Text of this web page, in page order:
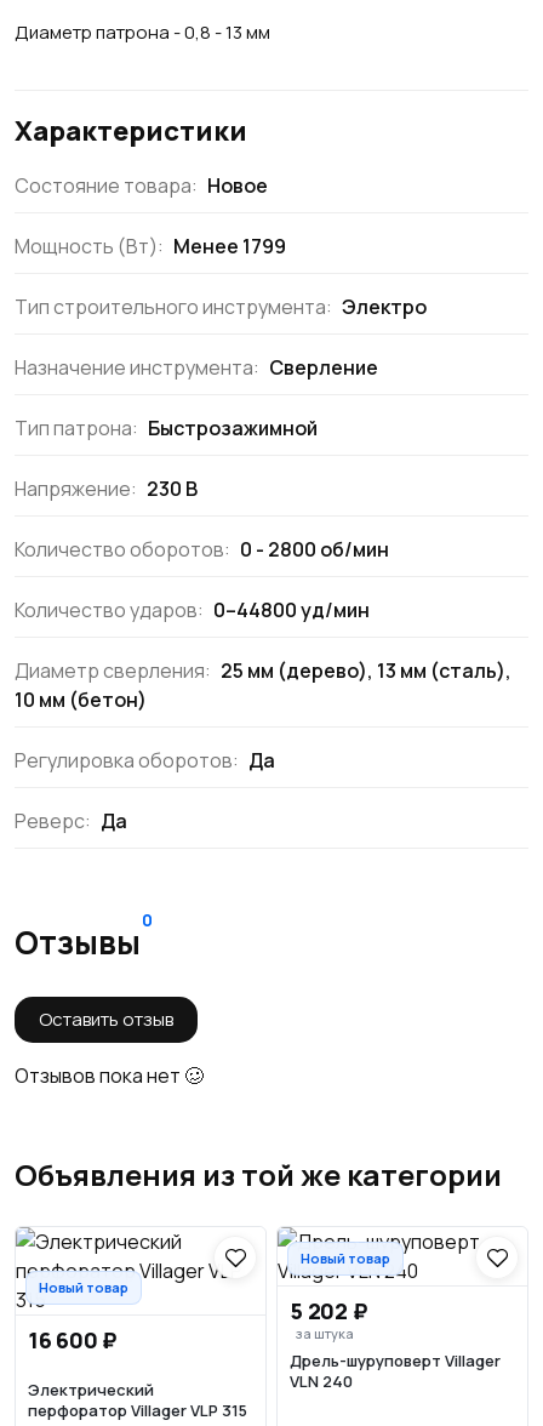
Диаметр патрона - 0,8 - 13 мм
Характеристики
Состояние товара: Новое
Мощность (Вт): Менее 1799
Тип строительного инструмента: Электро
Назначение инструмента: Сверление
Тип патрона: Быстрозажимной
Напряжение: 230 В
Количество оборотов: 0 - 2800 об/мин
Количество ударов: 0–44800 уд/мин
Диаметр сверления: 25 мм (дерево), 13 мм (сталь),
10 мм (бетон)
Регулировка оборотов: Да
Реверс: Да
Отзывы
0
Оставить отзыв
Отзывов пока нет 🥴
Объявления из той же категории
Новый товар
16 600 ₽
Электрический
перфоратор Villager VLP 315
Новый товар
5 202 ₽
за штука
Дрель-шуруповерт Villager
VLN 240